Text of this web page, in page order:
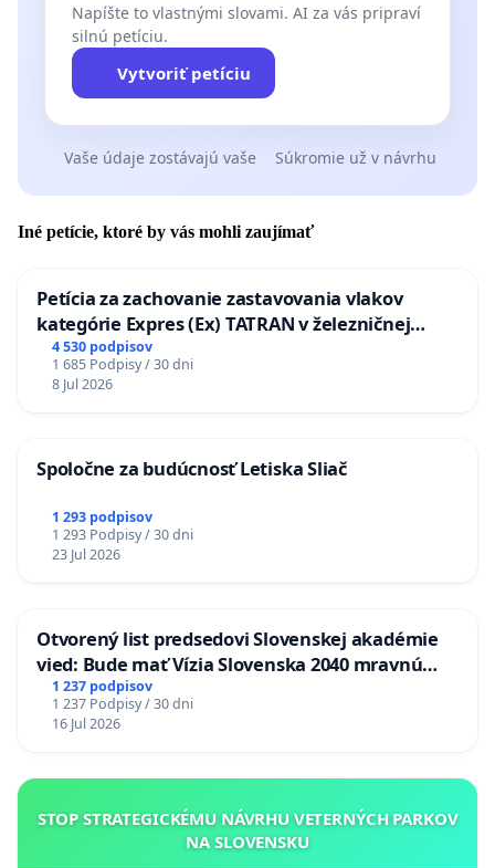
Napíšte to vlastnými slovami. AI za vás pripraví
silnú petíciu.
Vytvoriť petíciu
Vaše údaje zostávajú vaše Súkromie už v návrhu
Iné petície, ktoré by vás mohli zaujímať
Petícia za zachovanie zastavovania vlakov
kategórie Expres (Ex) TATRAN v železničnej
stanici Púchov
4 530 podpisov
1 685 Podpisy / 30 dni
8 Jul 2026
Spoločne za budúcnosť Letiska Sliač
1 293 podpisov
1 293 Podpisy / 30 dni
23 Jul 2026
Otvorený list predsedovi Slovenskej akadémie
vied: Bude mať Vízia Slovenska 2040 mravnú
chrbticu?
1 237 podpisov
1 237 Podpisy / 30 dni
16 Jul 2026
STOP STRATEGICKÉMU NÁVRHU VETERNÝCH PARKOV
NA SLOVENSKU